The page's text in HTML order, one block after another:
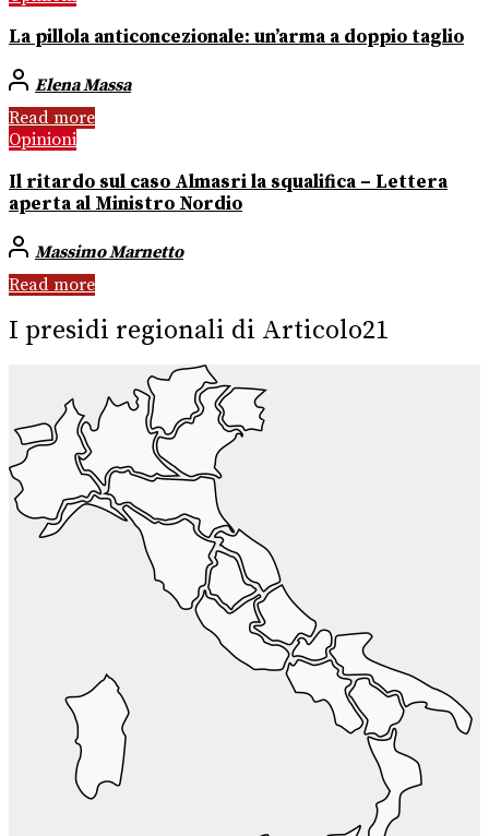
La pillola anticoncezionale: un’arma a doppio taglio
Elena Massa
Read more
Opinioni
Il ritardo sul caso Almasri la squalifica – Lettera
aperta al Ministro Nordio
Massimo Marnetto
Read more
I presidi regionali di Articolo21